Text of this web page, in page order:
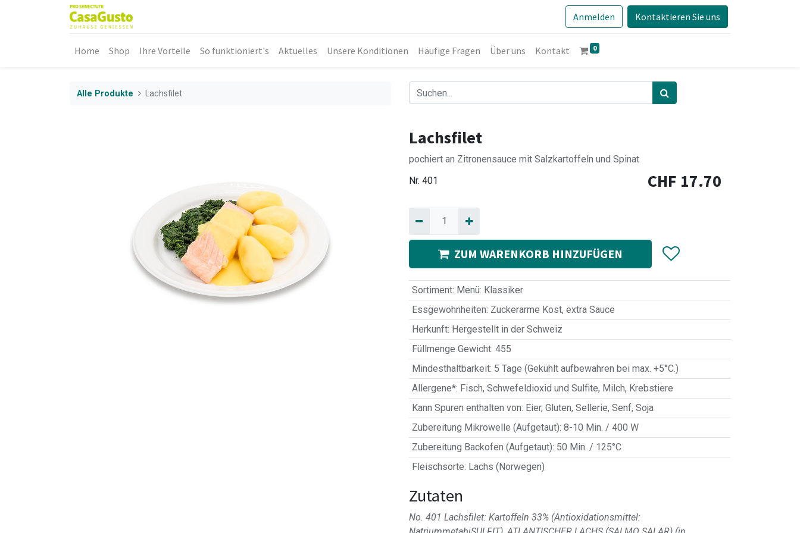
Anmelden Kontaktieren Sie uns
Home Shop Ihre Vorteile So funktioniert's Aktuelles Unsere Konditionen Häufige Fragen Über uns Kontakt 0
Alle Produkte Lachsfilet
Lachsfilet
pochiert an Zitronensauce mit Salzkartoffeln und Spinat
Nr. 401 CHF 17.70
ZUM WARENKORB HINZUFÜGEN
Sortiment: Menü: Klassiker
Essgewohnheiten: Zuckerarme Kost, extra Sauce
Herkunft: Hergestellt in der Schweiz
Füllmenge Gewicht: 455
Mindesthaltbarkeit: 5 Tage (Gekühlt aufbewahren bei max. +5°C.)
Allergene*: Fisch, Schwefeldioxid und Sulfite, Milch, Krebstiere
Kann Spuren enthalten von: Eier, Gluten, Sellerie, Senf, Soja
Zubereitung Mikrowelle (Aufgetaut): 8-10 Min. / 400 W
Zubereitung Backofen (Aufgetaut): 50 Min. / 125°C
Fleischsorte: Lachs (Norwegen)
Zutaten
No. 401 Lachsfilet: Kartoffeln 33% (Antioxidationsmittel: